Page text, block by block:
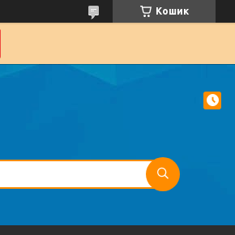
Кошик